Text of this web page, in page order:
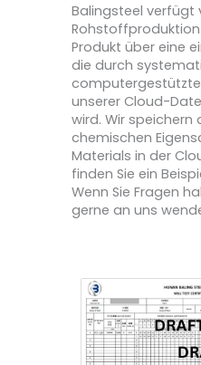
Balingsteel verfügt
Produkt über eine
die durch
unserer Cloud-
wird. Wir speichern
chemischen
Materials in der
finden Sie ein
Wenn Sie Fragen
gerne an uns